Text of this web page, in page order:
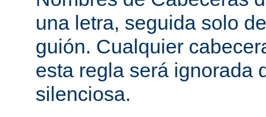
una letra, seguida solo
guión. Cualquier
esta regla será ignorada
silenciosa.